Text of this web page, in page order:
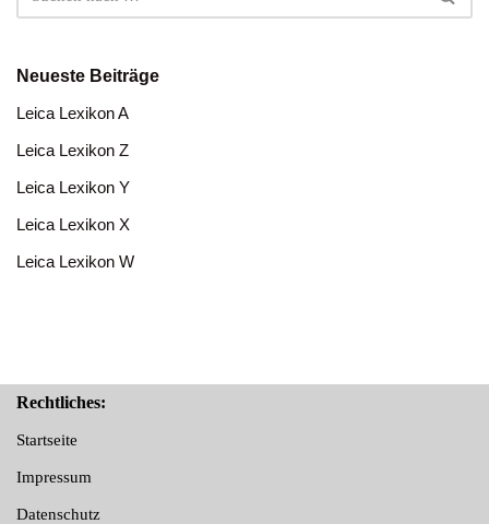
Neueste Beiträge
Leica Lexikon A
Leica Lexikon Z
Leica Lexikon Y
Leica Lexikon X
Leica Lexikon W
Rechtliches:
Startseite
Impressum
Datenschutz